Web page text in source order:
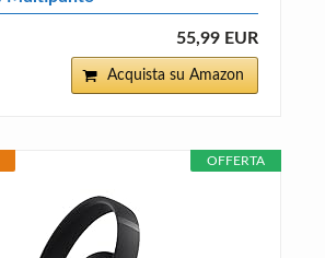
55,99 EUR
Acquista su Amazon
OFFERTA